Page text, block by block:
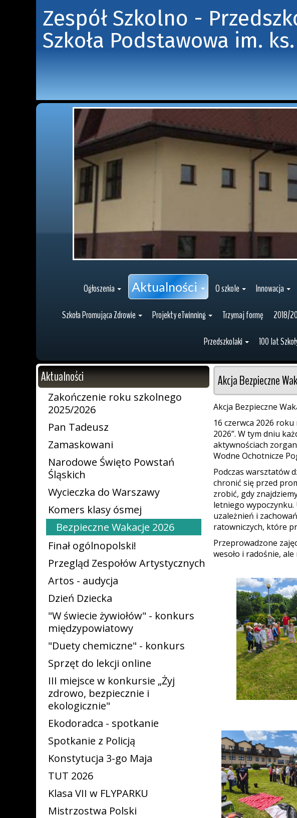
Zespół Szkolno -
Szkoła Podstawowa im.
Ogłoszenia Aktualności O szkole Innowacja
Szkoła Promująca Zdrowie
Projekty eTwinning Trzymaj formę 2018/
Przedszkolaki
100 lat
Akcja Bezpieczne
Akcja Bezpieczne
16 czerwca 2026
2026”. W tym dniu
aktywnościach
Wodne Ochotnicze
Podczas warsztatów
chronić się przed
zrobić, gdy
letniego
uzależnień i
ratowniczych, które
Przeprowadzone
wesoło i radośnie,
Aktualności
Zakończenie roku szkolnego
2025/2026
Pan Tadeusz
Zamaskowani
Narodowe Święto Powstań
Śląskich
Wycieczka do Warszawy
Komers klasy ósmej
Bezpieczne Wakacje 2026
Finał ogólnopolski!
Przegląd Zespołów Artystycznych
Artos - audycja
Dzień Dziecka
"W świecie żywiołów" - konkurs
międzypowiatowy
"Duety chemiczne" - konkurs
Sprzęt do lekcji online
III miejsce w konkursie „Żyj
zdrowo, bezpiecznie i
ekologicznie"
Ekodoradca - spotkanie
Spotkanie z Policją
Konstytucja 3-go Maja
TUT 2026
Klasa VII w FLYPARKU
Mistrzostwa Polski